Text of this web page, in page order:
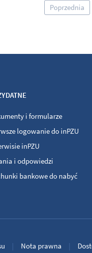
Poprzednia
i formularze
logowanie do inPZU
inPZU
i odpowiedzi
bankowe do nabyć
Nota prawna